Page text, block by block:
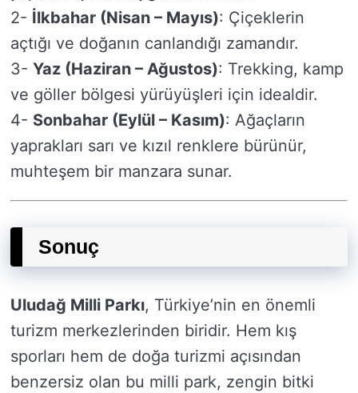
2- İlkbahar (Nisan – Mayıs): Çiçeklerin
açtığı ve doğanın canlandığı zamandır.
3- Yaz (Haziran – Ağustos): Trekking, kamp
ve göller bölgesi yürüyüşleri için idealdir.
4- Sonbahar (Eylül – Kasım): Ağaçların
yaprakları sarı ve kızıl renklere bürünür,
muhteşem bir manzara sunar.
Sonuç
Uludağ Milli Parkı, Türkiye’nin en önemli
turizm merkezlerinden biridir. Hem kış
sporları hem de doğa turizmi açısından
benzersiz olan bu milli park, zengin bitki